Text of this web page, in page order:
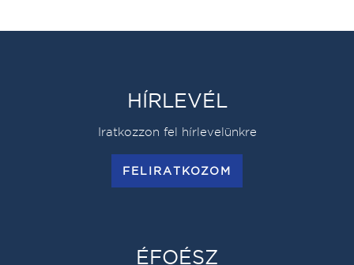
HÍRLEVÉL
Iratkozzon fel hírlevelünkre
FELIRATKOZOM
ÉFOÉSZ